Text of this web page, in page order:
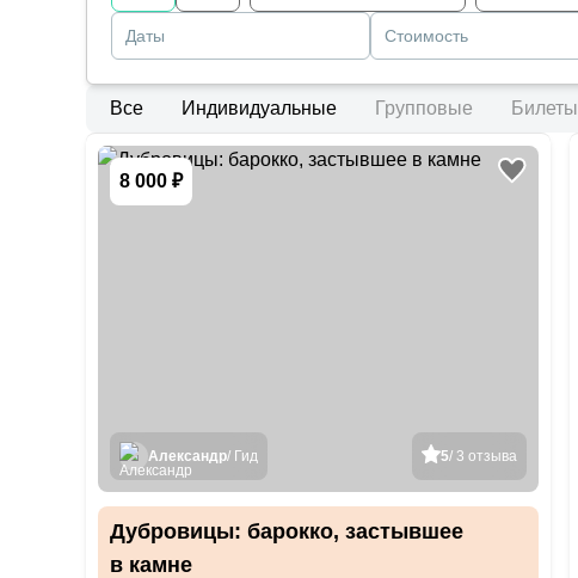
Даты Стоимость
Все Индивидуальные Групповые Билеты
8 000 ₽
5/ 3 отзыва
Александр/ Гид
Дубровицы: барокко, застывшее
в камне